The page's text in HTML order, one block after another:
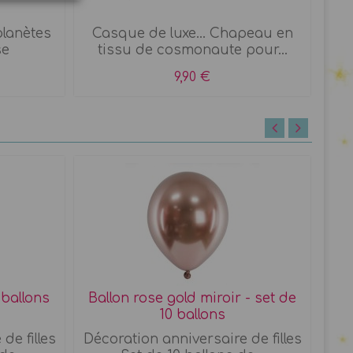
Casque de luxe... Chapeau en
tissu de cosmonaute pour...
9,90 €
de filles
Ballon rose gold miroir - set de
10 ballons
Décoration anniversaire de filles